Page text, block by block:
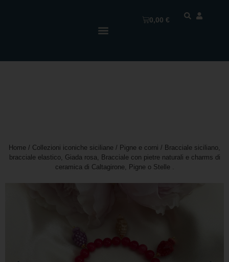
0,00€
Home / Collezioni iconiche siciliane / Pigne e corni / Bracciale siciliano,
bracciale elastico, Giada rosa, Bracciale con pietre naturali e charms di
ceramica di Caltagirone, Pigne o Stelle .